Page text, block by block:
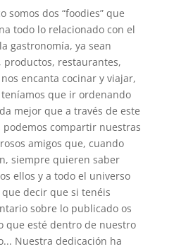
somos dos “foodies” que
todo lo relacionado con el
gastronomía, ya sean
productos, restaurantes,
encanta cocinar y viajar,
que ir ordenando
mejor que a través de este
podemos compartir nuestras
amigos que, cuando
siempre quieren saber
ellos y a todo el universo
decir que si tenéis
sobre lo publicado os
que esté dentro de nuestro
Nuestra dedicación ha